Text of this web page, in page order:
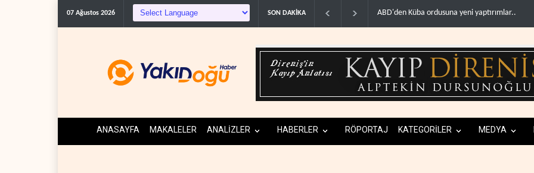
07 Ağustos 2026 SON DAKİKA Fars ajansı: İran ve Umman Hürmüz Boğazı için
ANASAYFA MAKALELER ANALİZLER HABERLER RÖPORTAJ KATEGORİLER MEDYA